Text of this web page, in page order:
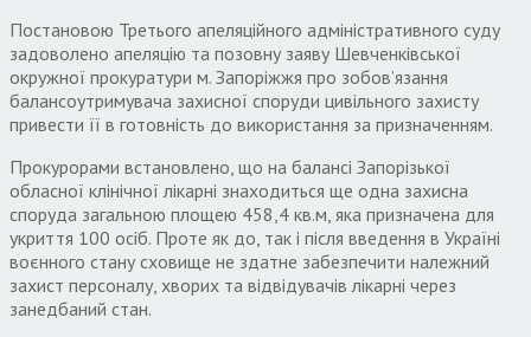
Постановою Третього апеляційного адміністративного суду
задоволено апеляцію та позовну заяву Шевченківської
окружної прокуратури м. Запоріжжя про зобов’язання
балансоутримувача захисної споруди цивільного захисту
привести її в готовність до використання за призначенням.
Прокурорами встановлено, що на балансі Запорізької
обласної клінічної лікарні знаходиться ще одна захисна
споруда загальною площею 458,4 кв.м, яка призначена для
укриття 100 осіб. Проте як до, так і після введення в Україні
воєнного стану сховище не здатне забезпечити належний
захист персоналу, хворих та відвідувачів лікарні через
занедбаний стан.